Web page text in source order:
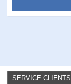
SERVICE CLIENTS